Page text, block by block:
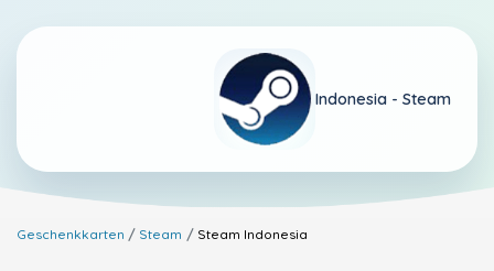
Indonesia - Steam
Geschenkkarten Steam Steam Indonesia